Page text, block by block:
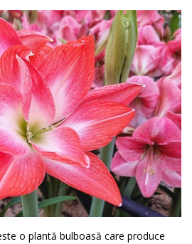
o plantă bulboasă care produce